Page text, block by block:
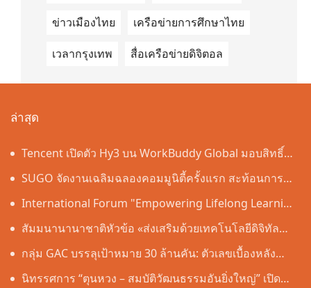
ข่าวเมืองไทย เครือข่ายการศึกษาไทย
เวลากรุงเทพ สื่อเครือข่ายดิจิตอล
ล่าสุด
Tencent เปิดตัว Hy3 บน WorkBuddy Global มอบสิทธิ์
เข้าใช้งาน AI Agentic Workspace ฟรีตลอดเดือนสิงหาคม
SUGO จัดงานเฉลิมฉลองคอมมูนิตี้ครั้งแรก สะท้อนการ
เติบโตอย่างต่อเนื่องในประเทศไทย
International Forum "Empowering Lifelong Learning
Through Digital Intelligence – Building a New
Ecosystem for Human Lifelong Learning" Convenes
สัมมนานานาชาติหัวข้อ «ส่งเสริมด้วยเทคโนโลยีดิจิทัล
อัจฉริยะ เรียนรู้ตลอดชีวิต – สร้างระบบนิเวศใหม่แห่งการ
เรียนรู้ตลอดชีวิตของมนุษย์» จัดขึ้น
กลุ่ม GAC บรรลุเป้าหมาย 30 ล้านคัน: ตัวเลขเบื้องหลัง
"ความเร็วของ GAC"
นิทรรศการ “ตุนหวง – สมบัติวัฒนธรรมอันยิ่งใหญ่” เปิด